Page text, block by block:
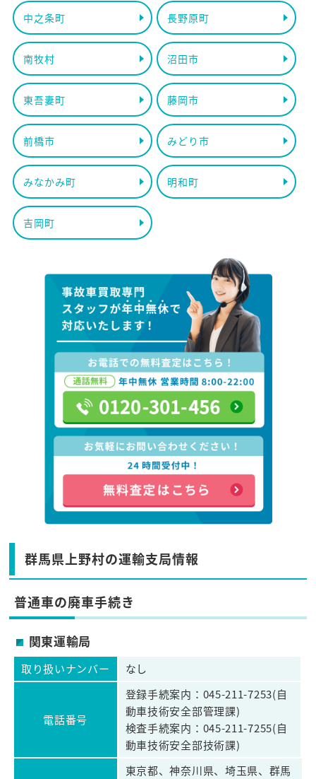
中之条町 長野原町
南牧村 沼田市
東吾妻町 藤岡市
前橋市 みどり市
みなかみ町 明和町
吉岡町
群馬県上野村の運輸支局情報
普通車の廃車手続き
関東運輸局
取り扱いナンバー なし
電話番号
登録手続案内：045-211-7253(自
動車技術安全部管理課)
検査手続案内：045-211-7255(自
動車技術安全部技術課)
東京都、神奈川県、埼玉県、群馬